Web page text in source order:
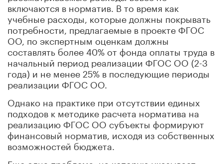
включаются в норматив. В то время как
учебные расходы, которые должны покрывать
потребности, предлагаемые в проекте ФГОС
ОО, по экспертным оценкам должны
составлять более 40% от фонда оплаты труда в
начальный период реализации ФГОС ОО (2-3
года) и не менее 25% в последующие периоды
реализации ФГОС ОО.
Однако на практике при отсутствии единых
подходов к методике расчета норматива на
реализацию ФГОС ОО субъекты формируют
финансовый норматив, исходя из собственных
возможностей бюджета.